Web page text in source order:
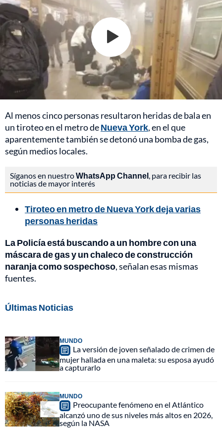
Al menos cinco personas resultaron heridas de bala en
un tiroteo en el metro deNueva York, en el que
aparentemente también se detonó una bomba de gas,
según medios locales.
Síganos en nuestroWhatsApp Channel , para recibir las
noticias de mayor interés
Tiroteo en metro de Nueva York deja varias
personas heridas
La Policía está buscando a un hombre con una
máscara de gas y un chaleco de construcción
naranja como sospechoso, señalan esas mismas
fuentes.
Últimas Noticias
MUNDO
La versión de joven señalado de crimen de
mujer hallada en una maleta: su esposa ayudó
a capturarlo
MUNDO
Preocupante fenómeno en el Atlántico
alcanzó uno de sus niveles más altos en 2026,
según la NASA